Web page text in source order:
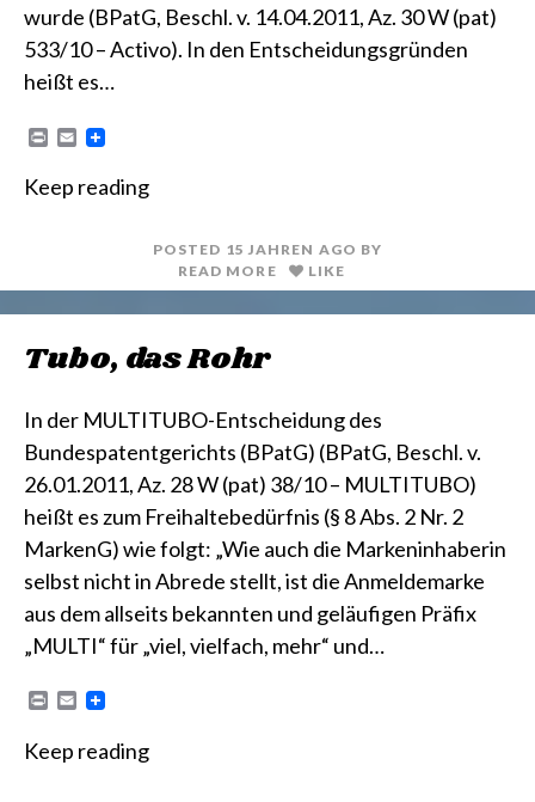
wurde (BPatG, Beschl. v. 14.04.2011, Az. 30 W (pat)
533/10 – Activo). In den Entscheidungsgründen
heißt es…
P
n
E
i
Keep reading
POSTED 15 JAHREN AGO BY
READ MORE
LIKE
Tubo, das Rohr
In der MULTITUBO-Entscheidung des
Bundespatentgerichts (BPatG) (BPatG, Beschl. v.
26.01.2011, Az. 28 W (pat) 38/10 – MULTITUBO)
heißt es zum Freihaltebedürfnis (§ 8 Abs. 2 Nr. 2
MarkenG) wie folgt: „Wie auch die Markeninhaberin
selbst nicht in Abrede stellt, ist die Anmeldemarke
aus dem allseits bekannten und geläufigen Präfix
„MULTI“ für „viel, vielfach, mehr“ und…
n
E
i
Keep reading